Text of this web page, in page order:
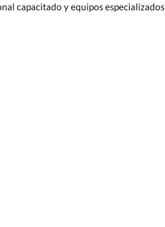
capacitado y equipos especializados